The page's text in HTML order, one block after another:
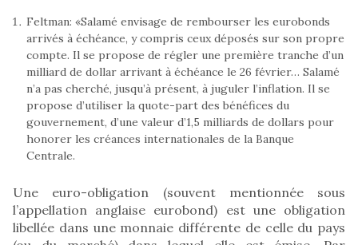
Feltman: «Salamé envisage de rembourser les eurobonds
arrivés à échéance, y compris ceux déposés sur son propre
compte. Il se propose de régler une première tranche d’un
milliard de dollar arrivant à échéance le 26 février… Salamé
n’a pas cherché, jusqu’à présent, à juguler l’inflation. Il se
propose d’utiliser la quote-part des bénéfices du
gouvernement, d’une valeur d’1,5 milliards de dollars pour
honorer les créances internationales de la Banque
Centrale.
Une euro-obligation (souvent mentionnée sous
l’appellation anglaise eurobond) est une obligation
libellée dans une monnaie différente de celle du pays